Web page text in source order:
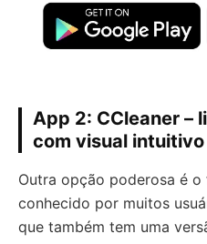
App 2: CCleaner –
com visual intuitivo
Outra opção poderosa é o
conhecido por muitos
que também tem uma